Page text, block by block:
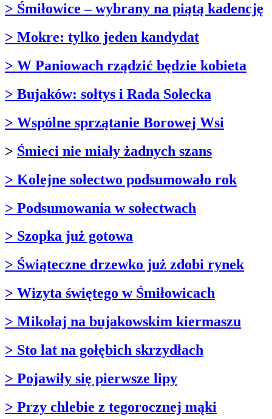
> Śmiłowice – wybrany na piątą kadencję
> Mokre: tylko jeden kandydat
> W Paniowach rządzić będzie kobieta
> Bujaków: sołtys i Rada Sołecka
> Wspólne sprzątanie Borowej Wsi
> Śmieci nie miały żadnych szans
> Kolejne sołectwo podsumowało rok
> Podsumowania w sołectwach
> Szopka już gotowa
> Świąteczne drzewko już zdobi rynek
> Wizyta świętego w Śmiłowicach
> Mikołaj na bujakowskim kiermaszu
> Sto lat na gołębich skrzydłach
> Pojawiły się pierwsze lipy
> Przy chlebie z tegorocznej mąki